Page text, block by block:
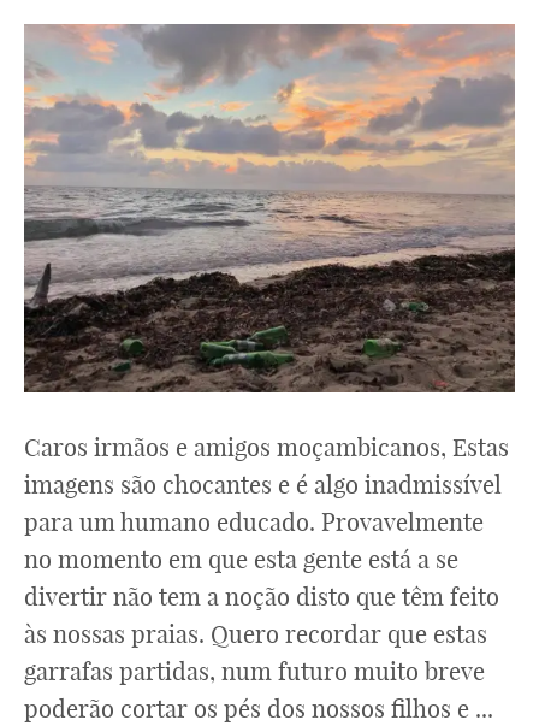
Caros irmãos e amigos moçambicanos, Estas
imagens são chocantes e é algo inadmissível
para um humano educado. Provavelmente
no momento em que esta gente está a se
divertir não tem a noção disto que têm feito
às nossas praias. Quero recordar que estas
garrafas partidas, num futuro muito breve
poderão cortar os pés dos nossos filhos e ...